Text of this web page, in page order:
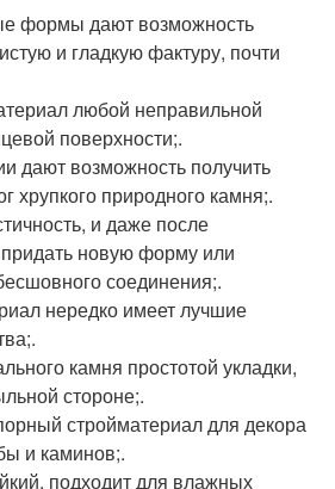
формы дают возможность
и гладкую фактуру, почти
любой неправильной
поверхности;.
дают возможность получить
хрупкого природного камня;.
и даже после
новую форму или
соединения;.
нередко имеет лучшие
камня простотой укладки,
стороне;.
стройматериал для декора
и каминов;.
подходит для влажных